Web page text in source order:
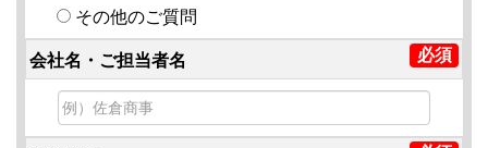
その他のご質問
会社名・ご担当者名